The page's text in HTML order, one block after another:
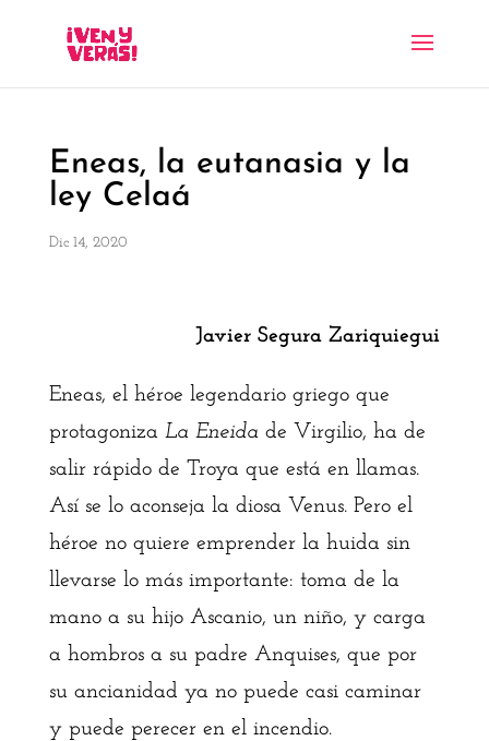
Eneas, la eutanasia y la
ley Celaá
Dic 14, 2020
Javier Segura Zariquiegui
Eneas, el héroe legendario griego que
protagoniza La Eneidade Virgilio, ha de
salir rápido de Troya que está en llamas.
Así se lo aconseja la diosa Venus. Pero el
héroe no quiere emprender la huida sin
llevarse lo más importante: toma de la
mano a su hijo Ascanio, un niño, y carga
a hombros a su padre Anquises, que por
su ancianidad ya no puede casi caminar
y puede perecer en el incendio.